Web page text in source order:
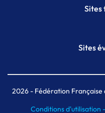
Sites
Sites
Meeting
MAIF
2026- Fédération Française
Conditions d'utilisation -